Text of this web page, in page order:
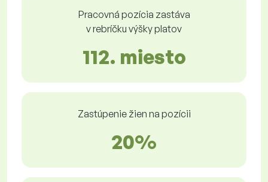
Pracovná pozícia zastáva
v rebríčku výšky platov
112. miesto
Zastúpenie žien na pozícii
20%